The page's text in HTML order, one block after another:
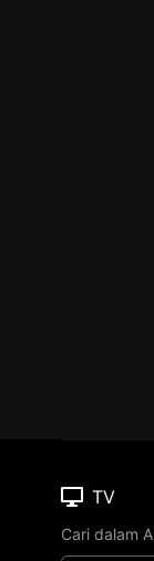
TV
Cari dalam